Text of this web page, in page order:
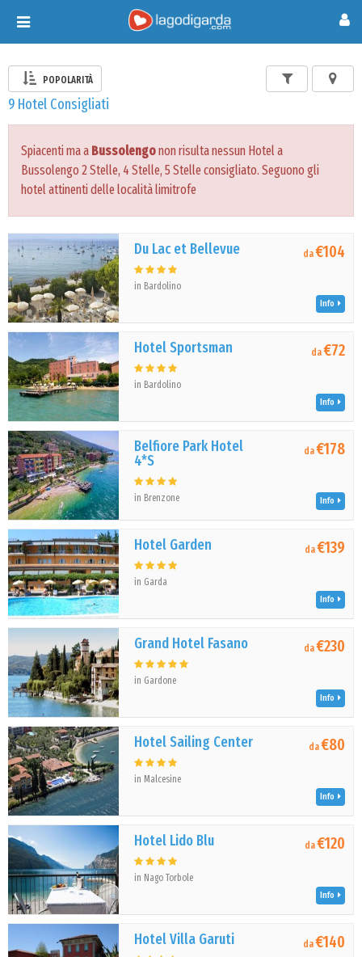
Toggle
navigation
POPOLARITÀ
9 Hotel Consigliati
Spiacenti ma a Bussolengonon risulta nessun Hotel a
Bussolengo 2 Stelle, 4 Stelle, 5 Stelle consigliato. Seguono gli
hotel attinenti delle località limitrofe
Du Lac et Bellevue
in Bardolino
da€104
Info
Hotel Sportsman
in Bardolino
da€72
Info
Belfiore Park Hotel
4*S
in Brenzone
da€178
Info
Hotel Garden
in Garda
da€139
Info
Grand Hotel Fasano
in Gardone
da€230
Info
Hotel Sailing Center
in Malcesine
da€80
Info
Hotel Lido Blu
in Nago Torbole
da€120
Info
Hotel Villa Garuti da€140